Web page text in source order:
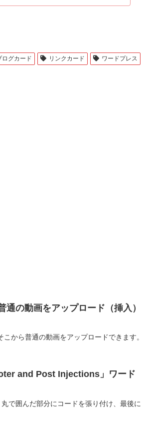
ログカード リンクカード ワードプレス
通の動画をアップロード（挿入）
から普通の動画をアップロードできます。
and Post Injections」ワード
で囲んだ部分にコードを張り付け、最後に